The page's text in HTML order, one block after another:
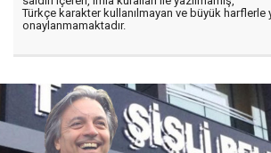
Türkçe karakter kullanılmayan ve büyük harflerle
onaylanmamaktadır.